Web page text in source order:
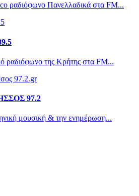
ραδιόφωνο Πανελλαδικά στα FM...
ραδιόφωνο της Κρήτης στα FM...
97.2
μουσική & την ενημέρωση...